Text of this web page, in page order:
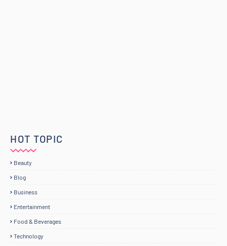
HOT TOPIC
Beauty
Blog
Business
Entertainment
Food & Beverages
Technology